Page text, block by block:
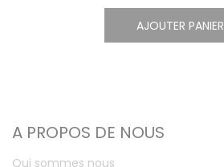
AJOUTER PANIER
A PROPOS DE NOUS
Qui sommes nous